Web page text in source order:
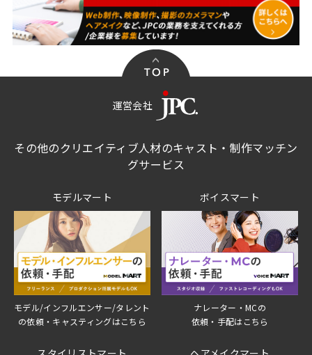
運営会社
その他のクリエイティブ人材のキャスト・制作マッチン
グサービス
モデルマート
モデル/インフルエンサー/タレント
の依頼・キャスティングはこちら
ボイスマート
ナレーター・MCの
依頼・手配はこちら